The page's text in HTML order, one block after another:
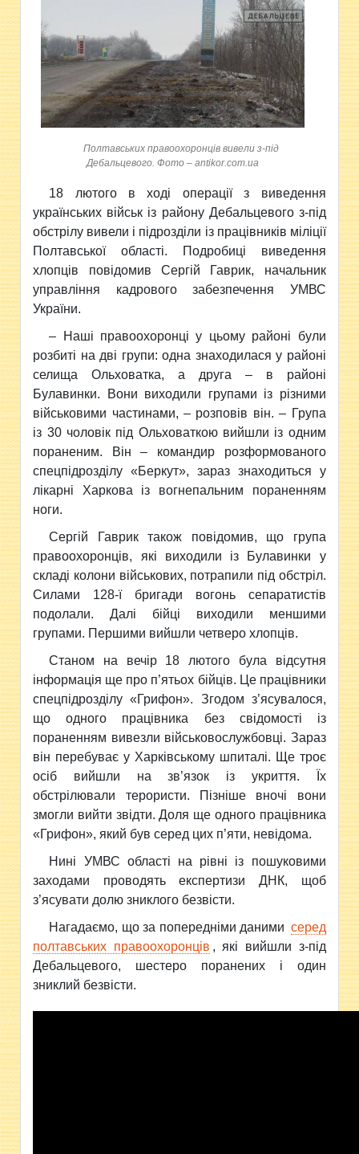
Полтавських правоохоронців вивели з-під
Дебальцевого. Фото – antikor.com.ua
18 лютого в ході операції з виведення
українських військ із району Дебальцевого з-під
обстрілу вивели і підрозділи із працівників міліції
Полтавської області. Подробиці виведення
хлопців повідомив Сергій Гаврик, начальник
управління кадрового забезпечення УМВС
України.
– Наші правоохоронці у цьому районі були
розбиті на дві групи: одна знаходилася у районі
селища Ольховатка, а друга – в районі
Булавинки. Вони виходили групами із різними
військовими частинами, – розповів він. – Група
із 30 чоловік під Ольховаткою вийшли із одним
пораненим. Він – командир розформованого
спецпідрозділу «Беркут», зараз знаходиться у
лікарні Харкова із вогнепальним пораненням
ноги.
Сергій Гаврик також повідомив, що група
правоохоронців, які виходили із Булавинки у
складі колони військових, потрапили під обстріл.
Силами 128-ї бригади вогонь сепаратистів
подолали. Далі бійці виходили меншими
групами. Першими вийшли четверо хлопців.
Станом на вечір 18 лютого була відсутня
інформація ще про п’ятьох бійців. Це працівники
спецпідрозділу «Грифон». Згодом з’ясувалося,
що одного працівника без свідомості із
пораненням вивезли військовослужбовці. Зараз
він перебуває у Харківському шпиталі. Ще троє
осіб вийшли на зв’язок із укриття. Їх
обстрілювали терористи. Пізніше вночі вони
змогли вийти звідти. Доля ще одного працівника
«Грифон», який був серед цих п’яти, невідома.
Нині УМВС області на рівні із пошуковими
заходами проводять експертизи ДНК, щоб
з’ясувати долю зниклого безвісти.
Нагадаємо, що за попередніми даними серед
полтавських правоохоронців , які вийшли з-під
Дебальцевого, шестеро поранених і один
зниклий безвісти.